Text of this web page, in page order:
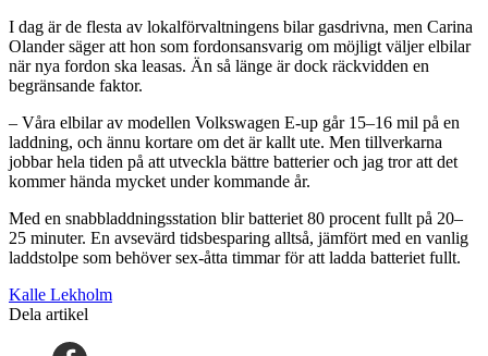
I dag är de flesta av lokalförvaltningens bilar gasdrivna, men Carina
Olander säger att hon som fordonsansvarig om möjligt väljer elbilar
när nya fordon ska leasas. Än så länge är dock räckvidden en
begränsande faktor.
– Våra elbilar av modellen Volkswagen E-up går 15–16 mil på en
laddning, och ännu kortare om det är kallt ute. Men tillverkarna
jobbar hela tiden på att utveckla bättre batterier och jag tror att det
kommer hända mycket under kommande år.
Med en snabbladdningsstation blir batteriet 80 procent fullt på 20–
25 minuter. En avsevärd tidsbesparing alltså, jämfört med en vanlig
laddstolpe som behöver sex-åtta timmar för att ladda batteriet fullt.
Kalle Lekholm
Dela artikel